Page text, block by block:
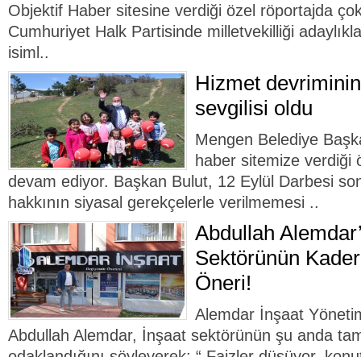
Objektif Haber sitesine verdiği özel röportajda
Cumhuriyet Halk Partisinde milletvekilliği
isiml..
Hizmet
sevgilisi oldu
Mengen Belediye
haber sitemize verdiği
devam ediyor. Başkan Bulut, 12 Eylül Darbesi
hakkının siyasal gerekçelerle verilmemesi ..
Abdullah
Sektörünün
Öneri!
Alemdar İnşaat
Abdullah Alemdar, İnşaat sektörünün şu anda